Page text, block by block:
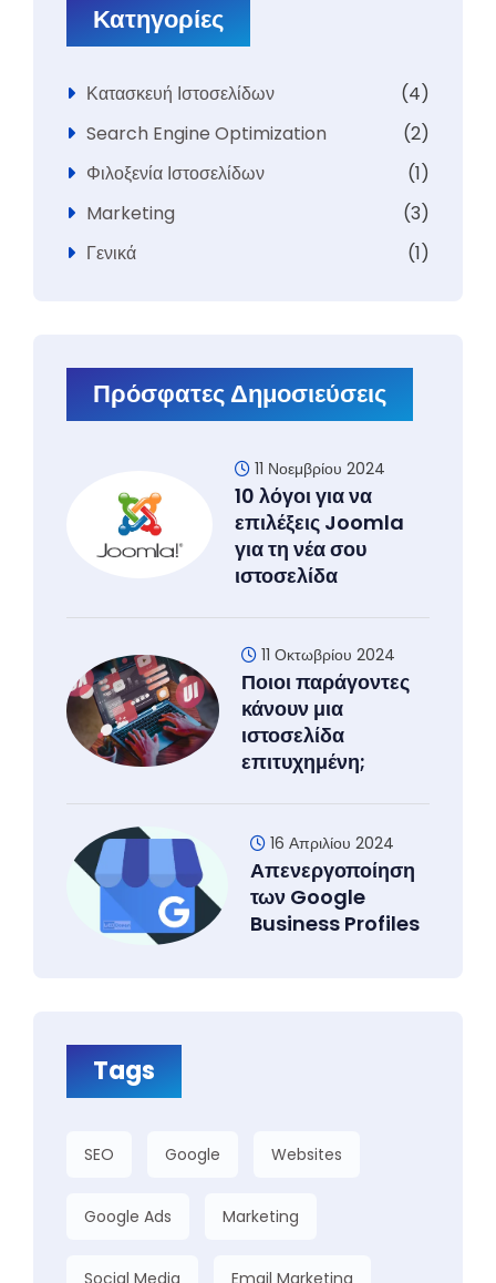
Κατηγορίες
Κατασκευή Ιστοσελίδων
(4)
Search Engine Optimization
(2)
Φιλοξενία Ιστοσελίδων
(1)
Marketing
(3)
Γενικά
(1)
Πρόσφατες Δημοσιεύσεις
11 Νοεμβρίου 2024
10 λόγοι για να
επιλέξεις Joomla
για τη νέα σου
ιστοσελίδα
11 Οκτωβρίου 2024
Ποιοι παράγοντες
κάνουν μια
ιστοσελίδα
επιτυχημένη;
16 Απριλίου 2024
Απενεργοποίηση
των Google
Business Profiles
Tags
SEO Google Websites
Google Ads Marketing